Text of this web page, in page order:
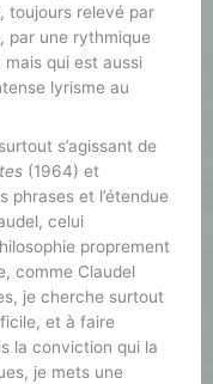
toujours relevé par
par une rythmique
qui est aussi
lyrisme au
s’agissant de
(1964) et
phrases et l’étendue
celui
proprement
comme Claudel
je cherche surtout
et à faire
la conviction qui la
je mets une